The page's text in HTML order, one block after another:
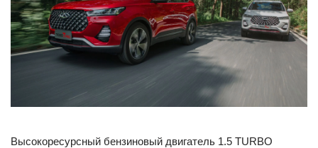
Высокоресурсный бензиновый двигатель 1.5 TURBO